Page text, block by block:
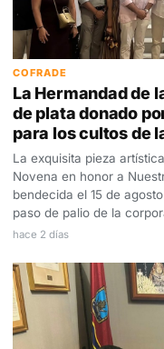
COFRADE
La Hermandad de
de plata donado
para los cultos de
La exquisita pieza
Novena en honor a
bendecida el 15 de
paso de palio de la
hace 2 días